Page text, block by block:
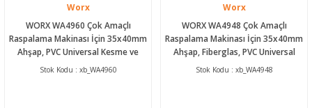
Worx
WORX WA4960 Çok Amaçlı
Raspalama Makinası İçin 35x40mm
Ahşap, PVC Universal Kesme ve
Zımparalama Bıçağı
Stok Kodu : xb_WA4960
Worx
WORX WA4948 Çok Amaçlı
Raspalama Makinası İçin 35x40mm
Ahşap, Fiberglas, PVC Universal
Kesme Bıçağı
Stok Kodu : xb_WA4948